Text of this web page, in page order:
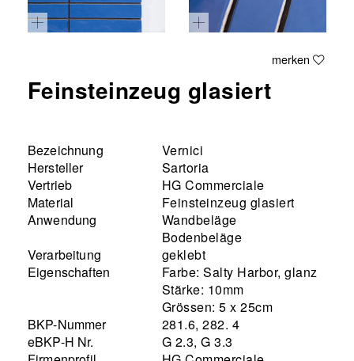
merken
Feinsteinzeug glasiert
Bezeichnung
Vernici
Hersteller
Sartoria
Vertrieb
HG Commerciale
Material
Feinsteinzeug glasiert
Anwendung
Wandbeläge
Bodenbeläge
Verarbeitung
geklebt
Eigenschaften
Farbe: Salty Harbor, glanz
Stärke: 10mm
Grössen: 5 x 25cm
BKP-Nummer
281.6, 282. 4
eBKP-H Nr.
G 2.3, G 3.3